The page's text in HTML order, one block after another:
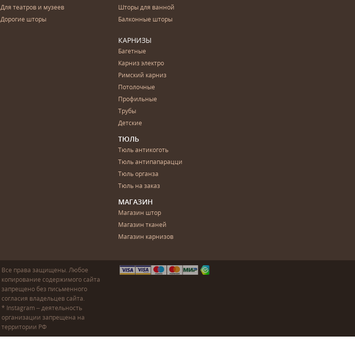
Для театров и музеев
Дорогие шторы
Шторы для ванной
Балконные шторы
КАРНИЗЫ
Багетные
Карниз электро
Римский карниз
Потолочные
Профильные
Трубы
Детские
ТЮЛЬ
Тюль антикоготь
Тюль антипапарацци
Тюль органза
Тюль на заказ
МАГАЗИН
Магазин штор
Магазин тканей
Магазин карнизов
Все права защищены. Любое
копирование содержимого сайта
запрещено без письменного
согласия владельцев сайта.
* Instagram – деятельность
организации запрещена на
территории РФ